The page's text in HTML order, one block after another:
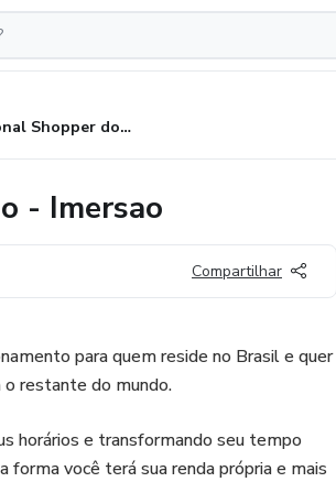
Personal Shopper dos EUA para o Mundo - Imersao
- Imersao
Compartilhar
para quem reside no Brasil e quer
o restante do mundo.
horários e transformando seu tempo
você terá sua renda própria e mais